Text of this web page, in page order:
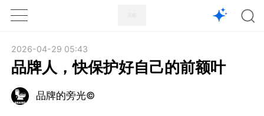
1X
2026-04-29 05:43
品牌人，快保护好自己的前额叶
品牌的旁光©